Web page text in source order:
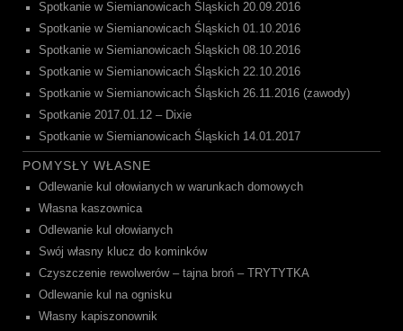
Spotkanie w Siemianowicach Śląskich 20.09.2016
Spotkanie w Siemianowicach Śląskich 01.10.2016
Spotkanie w Siemianowicach Śląskich 08.10.2016
Spotkanie w Siemianowicach Śląskich 22.10.2016
Spotkanie w Siemianowicach Śląskich 26.11.2016 (zawody)
Spotkanie 2017.01.12 – Dixie
Spotkanie w Siemianowicach Śląskich 14.01.2017
POMYSŁY WŁASNE
Odlewanie kul ołowianych w warunkach domowych
Własna kaszownica
Odlewanie kul ołowianych
Swój własny klucz do kominków
Czyszczenie rewolwerów – tajna broń – TRYTYTKA
Odlewanie kul na ognisku
Własny kapiszonownik